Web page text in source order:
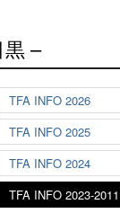
–
TFA INFO 2026
TFA INFO 2025
TFA INFO 2024
TFA INFO 2023-2011